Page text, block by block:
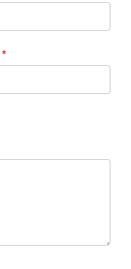
*